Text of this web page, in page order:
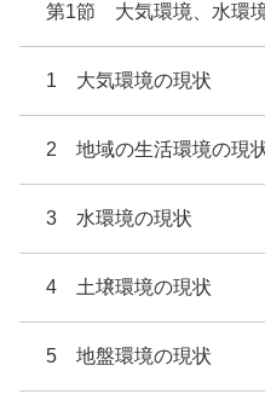
第1節 大気環境、水環
1 大気環境の現状
2 地域の生活環境の現
3 水環境の現状
4 土壌環境の現状
5 地盤環境の現状